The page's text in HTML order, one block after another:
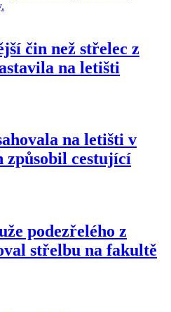
čin než střelec z
na letišti
na letišti v
způsobil cestující
podezřelého z
střelbu na fakultě